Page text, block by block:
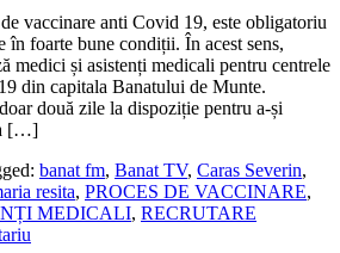
vaccinare anti Covid 19, este obligatoriu
în foarte bune condiții. În acest sens,
medici și asistenți medicali pentru centrele
din capitala Banatului de Munte.
două zile la dispoziție pentru a-și
[…]
banat fm, Banat TV, Caras Severin,
resita, PROCES DE VACCINARE,
MEDICALI, RECRUTARE